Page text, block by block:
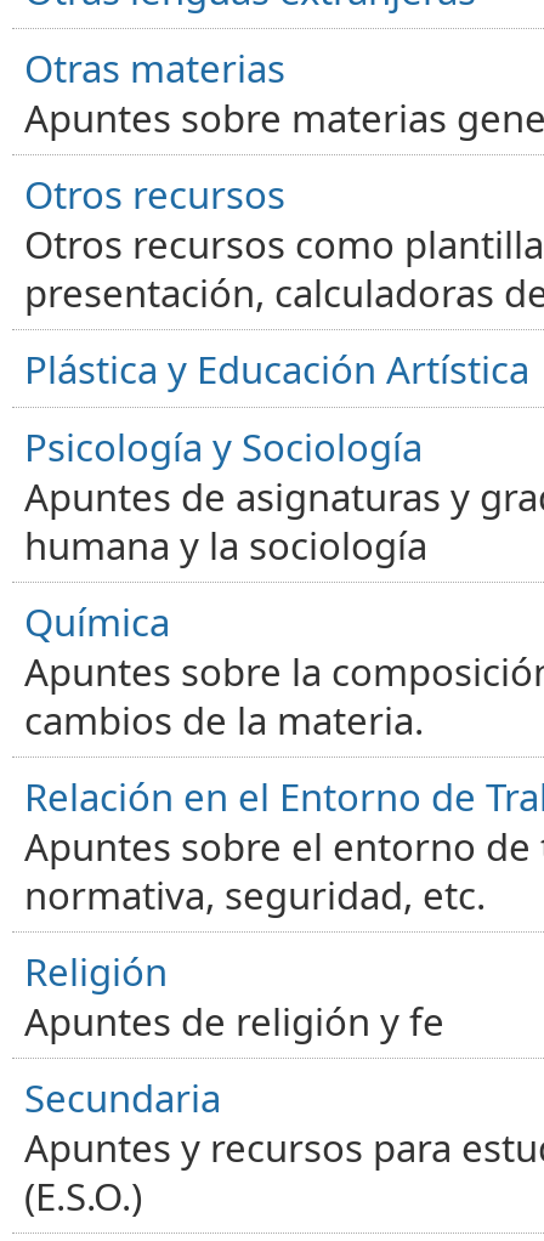
Otras materias
Apuntes sobre materias
Otros recursos
Otros recursos como
presentación, calculadoras
Plástica y Educación Artística
Psicología y Sociología
Apuntes de asignaturas y
humana y la sociología
Química
Apuntes sobre la
cambios de la materia.
Relación en el Entorno de
Apuntes sobre el entorno
normativa, seguridad, etc.
Religión
Apuntes de religión y fe
Secundaria
Apuntes y recursos para
(E.S.O.)